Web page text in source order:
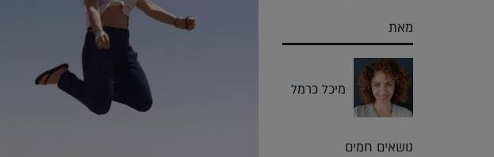
מאת
מיכל כרמל
נושאים חמים